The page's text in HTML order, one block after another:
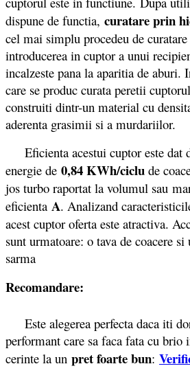
dispune de functia, curatare prin
cel mai simplu procedeu de
introducerea in cuptor a unui
incalzeste pana la aparitia de aburi.
care se produc curata peretii
construiti dintr-un material cu
aderenta grasimii si a murdariilor.
Eficienta acestui cuptor este dat
energie de 0,84 KWh/ciclu de
jos turbo raportat la volumul sau
eficienta A. Analizand
acest cuptor oferta este atractiva.
sunt urmatoare: o tava de coacere
sarma
Recomandare:
Este alegerea perfecta daca iti
performant care sa faca fata cu brio
cerinte la un pret foarte bun: